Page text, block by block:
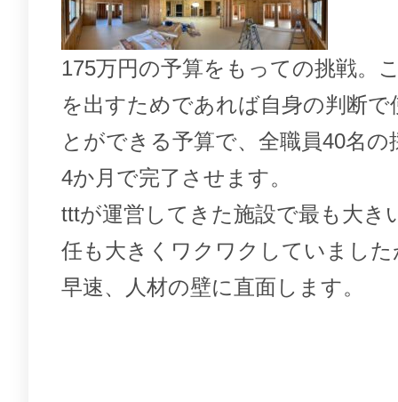
175万円の予算をもっての挑戦。
を出すためであれば自身の判断で
とができる予算で、全職員40名の
4か月で完了させます。
tttが運営してきた施設で最も大き
任も大きくワクワクしていました
早速、人材の壁に直面します。